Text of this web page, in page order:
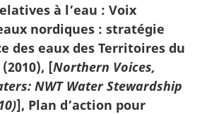
à l’eau : Voix
nordiques : stratégie
des eaux des Territoires du
[Northern Voices,
NWT Water Stewardship
], Plan d’action pour